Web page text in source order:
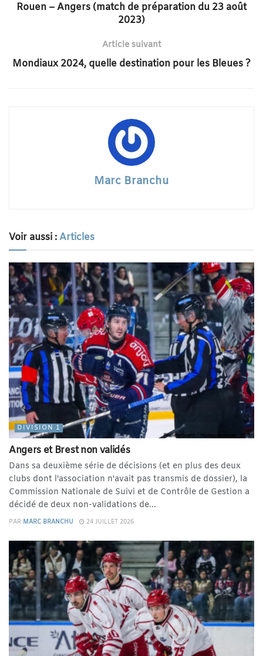
Rouen – Angers (match de préparation du 23 août
2023)
Article suivant
Mondiaux 2024, quelle destination pour les Bleues ?
Marc Branchu
Voir aussi :Articles
DIVISION 1
Angers et Brest non validés
Dans sa deuxième série de décisions (et en plus des deux
clubs dont l'association n'avait pas transmis de dossier), la
Commission Nationale de Suivi et de Contrôle de Gestion a
décidé de deux non-validations de...
PAR MARC BRANCHU 24 JUILLET 2026